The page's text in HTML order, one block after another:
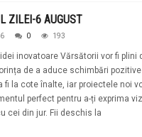
ZILEI-6 AUGUST
0 193
inovatoare Vărsătorii vor fi plini
de a aduce schimbări pozitive
fi la cote înalte, iar proiectele noi
perfect pentru a-ți exprima
cei din jur. Fii deschis la